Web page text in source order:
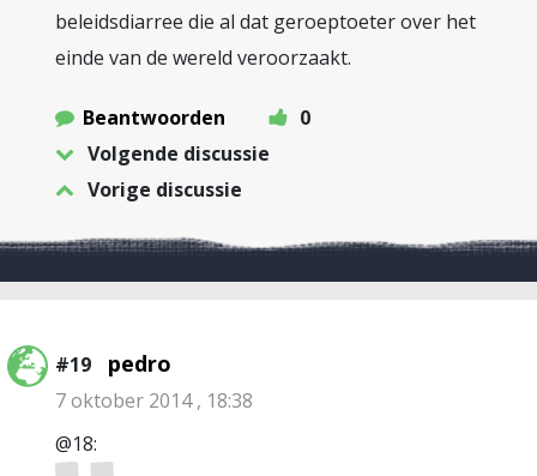
beleidsdiarree die al dat geroeptoeter over het
einde van de wereld veroorzaakt.
Beantwoorden
0
Volgende discussie
Vorige discussie
#19 pedro
7 oktober 2014 , 18:38
@18: